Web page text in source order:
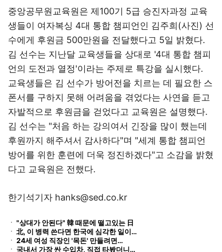
중앙공무원교육원은 제100기 5급 승진자과정 교육
생들이 여자복싱 4대 통합 챔피언인 김주희(사진) 선
수에게 후원금 500만원을 전달했다고 5일 밝혔다.
김 선수는 지난달 교육생들을 상대로 '4대 통합 챔피
언의 도전과 열정'이라는 주제로 특강을 실시했다.
교육생들은 김 선수가 방어전을 치르는 데 필요한 스
폰서를 구하지 못해 어려움을 겪었다는 사연을 듣고
자발적으로 후원금을 걷었다고 교육원은 설명했다.
김 선수는 "처음 하는 강의여서 긴장을 많이 했는데
후원까지 해주셔서 감사하다"며 "세계 통합 챔피언
방어를 위한 훈련에 더욱 정진하겠다"고 소감을 밝혔
다고 교육원은 전했다.
한기석기자 hanks@sed.co.kr
ㆍ "상대가 안된다" 韓 때문에 떨고있는 日
ㆍ 北, 이 병력 쓴다면 한국에 심각한 일이…
ㆍ 24세 여성 직장인 '목돈' 만들려면…
ㆍ 국내서 가장 싼 수입차, 직접 타봤더니…